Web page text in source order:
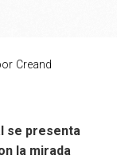
Creand
se presenta
la mirada